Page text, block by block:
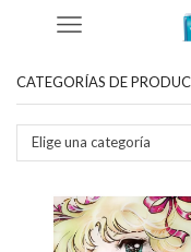
Tienda
CATEGORÍAS DE
Elige una categoría